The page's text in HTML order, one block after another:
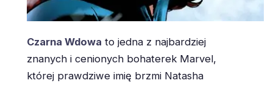
Czarna Wdowa to jedna z najbardziej
znanych i cenionych bohaterek Marvel,
której prawdziwe imię brzmi Natasha